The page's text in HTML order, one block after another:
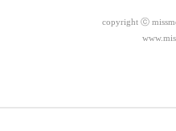
copyright ⓒ